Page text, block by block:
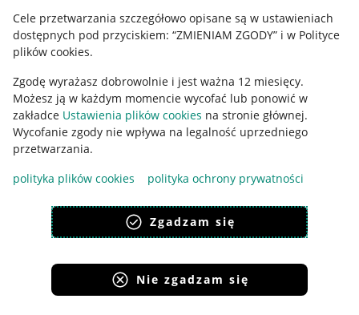
Cele przetwarzania szczegółowo opisane są w ustawieniach
dostępnych pod przyciskiem: “ZMIENIAM ZGODY” i w Polityce
plików cookies.
Zgodę wyrażasz dobrowolnie i jest ważna 12 miesięcy.
Możesz ją w każdym momencie wycofać lub ponowić w
zakładce Ustawienia plików cookies na stronie głównej.
Wycofanie zgody nie wpływa na legalność uprzedniego
przetwarzania.
polityka plików cookies
polityka ochrony prywatności
Zgadzam się
Nie zgadzam się
Udostępnianie lokalizacji
Informacje dla Aktu o Usługach Cyfrowych
Pobierz aplikację
Korzystanie z serwisu oznacza akceptacjęregulaminu